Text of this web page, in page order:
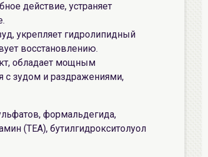
действие, устраняет
укрепляет гидролипидный
восстановлению.
обладает мощным
с зудом и раздражениями,
формальдегида,
(TEA), бутилгидрокситолуол